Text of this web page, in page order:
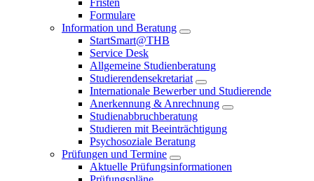
Fristen
Formulare
Information und Beratung
StartSmart@THB
Service Desk
Allgemeine Studienberatung
Studierendensekretariat
Internationale Bewerber und Studierende
Anerkennung & Anrechnung
Studienabbruchberatung
Studieren mit Beeinträchtigung
Psychosoziale Beratung
Prüfungen und Termine
Aktuelle Prüfungsinformationen